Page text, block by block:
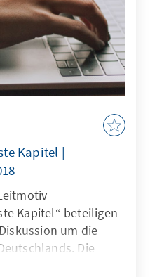
Kapitel |
Kapitel“ beteiligen
um die
Die